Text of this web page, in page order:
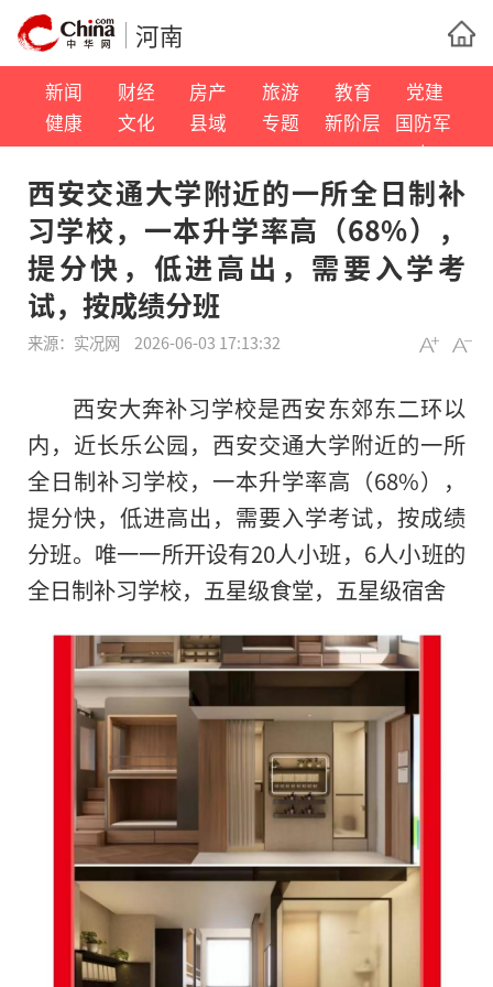
河南
新闻 财经 房产 旅游 教育
党建
健康
文化 县域 专题 新阶层
国防军
事
西安交通大学附近的一所全日制补
习学校，一本升学率高（68%），
提分快，低进高出，需要入学考
试，按成绩分班
来源： 实况网 2026-06-03 17:13:32
西安大奔补习学校是西安东郊东二环以
内，近长乐公园，西安交通大学附近的一所
全日制补习学校，一本升学率高（68%），
提分快，低进高出，需要入学考试，按成绩
分班。唯一一所开设有20人小班，6人小班的
全日制补习学校，五星级食堂，五星级宿舍